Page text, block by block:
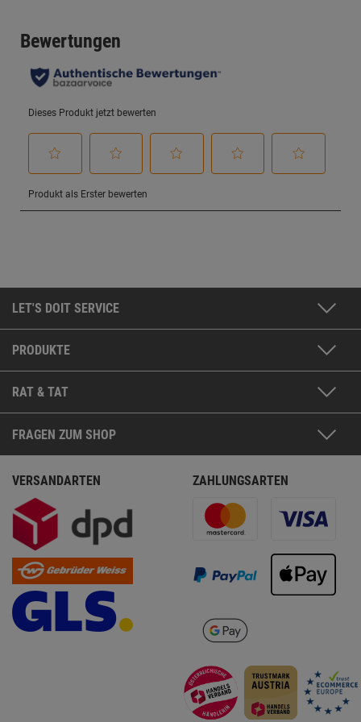
LET'S DOIT SERVICE
PRODUKTE
RAT & TAT
FRAGEN ZUM SHOP
VERSANDARTEN ZAHLUNGSARTEN